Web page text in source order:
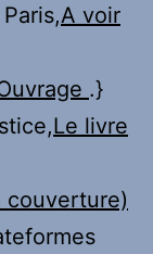
A voir
.}
Le livre
couverture)